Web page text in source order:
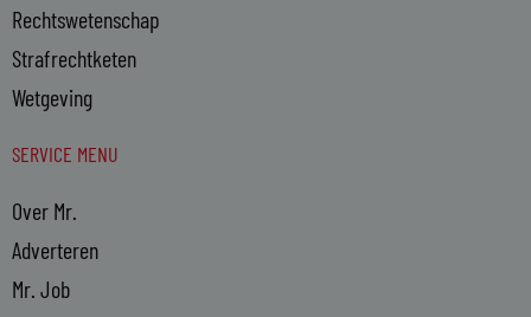
Rechtswetenschap
Strafrechtketen
Wetgeving
SERVICE MENU
Over Mr.
Adverteren
Mr. Job